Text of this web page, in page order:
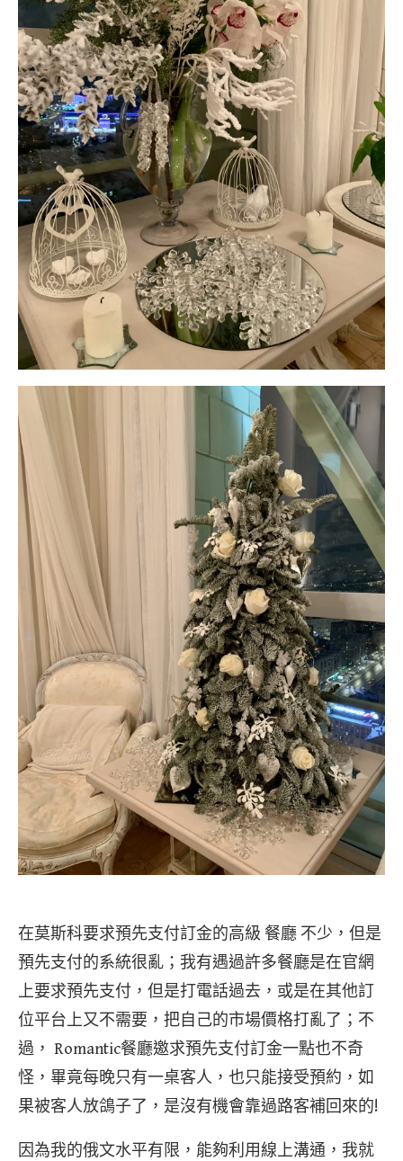
在莫斯科要求預先支付訂金的高級 餐廳 不少，但是
預先支付的系統很亂；我有遇過許多餐廳是在官網
上要求預先支付，但是打電話過去，或是在其他訂
位平台上又不需要，把自己的市場價格打亂了；不
過， Romantic餐廳邀求預先支付訂金一點也不奇
怪，畢竟每晚只有一桌客人，也只能接受預約，如
果被客人放鴿子了，是沒有機會靠過路客補回來的!
因為我的俄文水平有限，能夠利用線上溝通，我就